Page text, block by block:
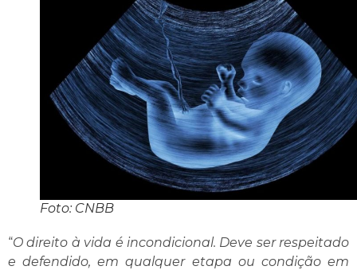
Foto: CNBB
“O direito à vida é incondicional. Deve ser respeitado
e defendido, em qualquer etapa ou condição em